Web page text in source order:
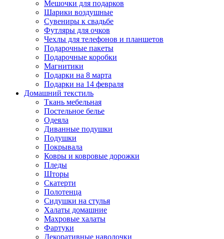
Мешочки для подарков
Шарики воздушные
Сувениры к свадьбе
Футляры для очков
Чехлы для телефонов и планшетов
Подарочные пакеты
Подарочные коробки
Магнитики
Подарки на 8 марта
Подарки на 14 февраля
Домашний текстиль
Ткань мебельная
Постельное белье
Одеяла
Диванные подушки
Подушки
Покрывала
Ковры и ковровые дорожки
Пледы
Шторы
Скатерти
Полотенца
Сидушки на стулья
Халаты домашние
Махровые халаты
Фартуки
Декоративные наволочки